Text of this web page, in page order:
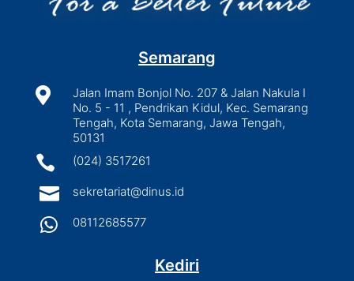
Semarang

Jalan Imam Bonjol No. 207 & Jalan Nakula I
No. 5 - 11 , Pendrikan Kidul, Kec. Semarang
Tengah, Kota Semarang, Jawa Tengah,
50131
 (024) 3517261
 sekretariat@dinus.id
 08112685577
Kediri